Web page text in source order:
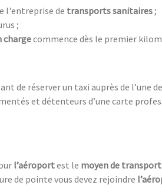
l'entreprise de transports sanitaires ;
;
chargecommence dès le premier
de réserver un taxi auprès de l’une
et détenteurs d’une carte
l’aéroportest le moyen de transport
de pointe vous devez rejoindre